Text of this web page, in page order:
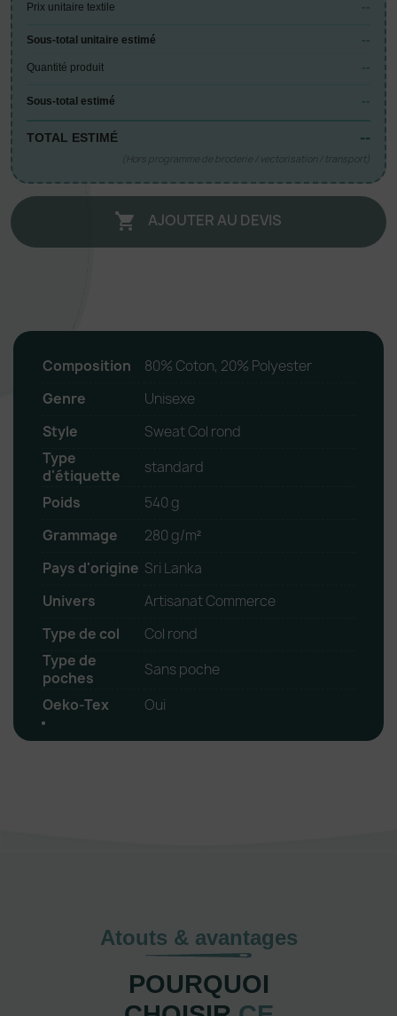
Prix unitaire textile --
Sous-total unitaire estimé --
Quantité produit --
Sous-total estimé --
TOTAL ESTIMÉ --
(Hors programme de broderie / vectorisation / transport)
 AJOUTER AU DEVIS
Composition
80% Coton, 20% Polyester
Genre
Unisexe
Style
Sweat Col rond
Type
d'étiquette
standard
Poids
540 g
Grammage
280 g/m²
Pays d'origine Sri Lanka
Univers
Artisanat Commerce
Type de col
Col rond
Type de
poches
Sans poche
Oeko-Tex
Oui
Atouts & avantages
POURQUOI